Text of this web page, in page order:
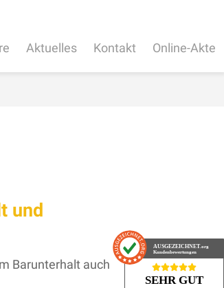
Aktuelles Kontakt Online-Akte
und
Barunterhalt auch
AUSGEZEICHNET .org
Kundenbewertungen
SEHR GUT